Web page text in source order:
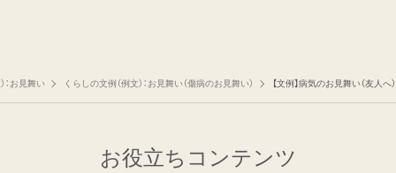
：お見舞い くらしの文例（例文）：お見舞い（傷病のお見舞い） 【文例】病気のお見舞い（友人へ）
お役立ちコンテンツ